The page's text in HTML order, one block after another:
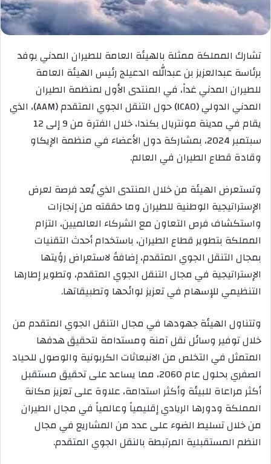
تشارك المملكة ممثلة بالهيئة العامة للطيران المدني بوفد
برئاسة عبدالعزيز بن عبدالله الدعيلج رئيس الهيئة العامة
للطيران المدني غداً، في المنتدى الأول لمنظمة الطيران
المدني الدولي (ICAO) حول التنقل الجوي المتقدم (AAM)، الذي
يقام في مدينة مونتريال بكندا، خلال الفترة من 9 إلى 12
سبتمبر 2024، بمشاركة دول الأعضاء في منظمة الإيكاو
وقادة قطاع الطيران في العالم.
وتستعرض الهيئة من خلال المنتدى الذي يُعد فرصة لعرض
الإستراتيجية الوطنية للطيران وما حققته من إنجازات
واستكشاف فرص التعاون مع الشركاء العالميين، التزام
المملكة بتطوير قطاع الطيران، باستخدام أحدث التقنيات
بمجال التنقل الجوي المتقدم، إضافةً لاستعراض رؤيتها
الإستراتيجية في مجال التنقل الجوي المتقدم، وتطوير إطارها
التنظيمي للإسهام في تعزيز لوائحها وتطبيقاتها.
وتتناول الهيئة جهودها في مجال التنقل الجوي المتقدم من
خلال توفير وسائل نقل آمنة ومستدامة لتحقيق هدفها
المتمثل في التخلص من الانبعاثات الكربونية والوصول للحياد
الصفري بحلول عام 2060، مما يساعد على تحقيق مستقبل
أكثر مراعاة للبيئة وأكثر استدامة، علاوة على تعزيز مكانة
المملكة ودورها الريادي إقليمياً وعالمياً في مجال الطيران
من خلال تسليط الضوء على عدد من المشاريع في مجال
النظم المستقبلية المرتبطة بالنقل الجوي المتقدم.